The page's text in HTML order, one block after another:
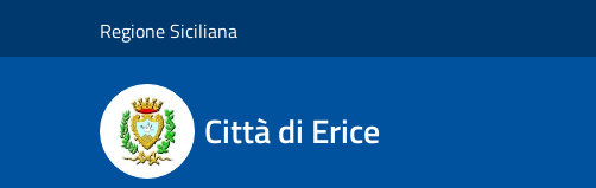
Regione Siciliana
Città di Erice